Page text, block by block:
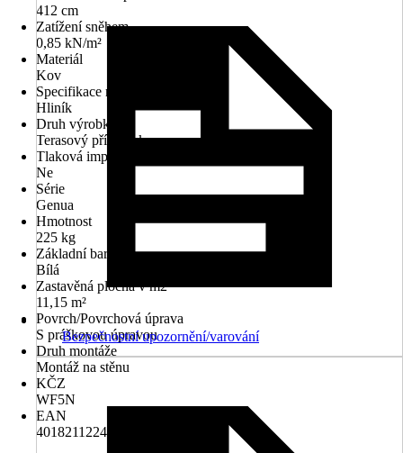
412 cm
Zatížení sněhem
0,85 kN/m²
Materiál
Kov
Specifikace materiálu
Hliník
Druh výrobku
Terasový přístřešek
Tlaková impregnace
Ne
Série
Genua
Hmotnost
225 kg
Základní barva
Bílá
Zastavěná plocha v m2
11,15 m²
Povrch/Povrchová úprava
S práškovou úpravou
Druh montáže
Montáž na stěnu
KČZ
WF5N
EAN
4018211224258
Bezpečnostní upozornění/varování